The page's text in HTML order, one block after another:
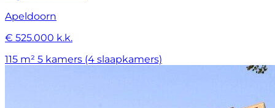
Apeldoorn
€ 525.000 k.k.
115 m² 5 kamers (4 slaapkamers)